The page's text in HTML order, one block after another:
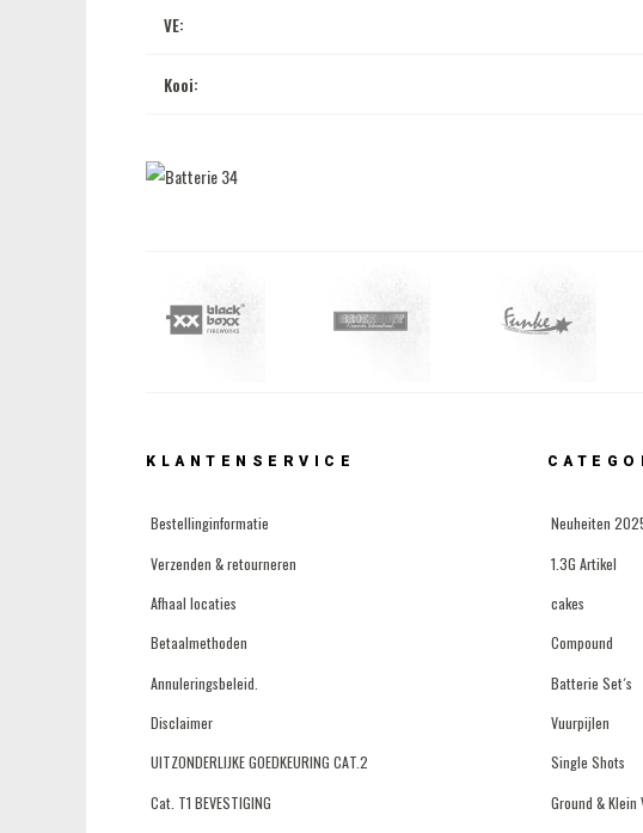
VE:
Kooi:
KLANTENSERVICE
Bestellinginformatie
Verzenden & retourneren
Afhaal locaties
Betaalmethoden
Annuleringsbeleid.
Disclaimer
UITZONDERLIJKE GOEDKEURING CAT.2
Cat. T1 BEVESTIGING
Neuheiten
1.3G Artikel
cakes
Compound
Batterie Set´s
Vuurpijlen
Single Shots
Ground & Klein